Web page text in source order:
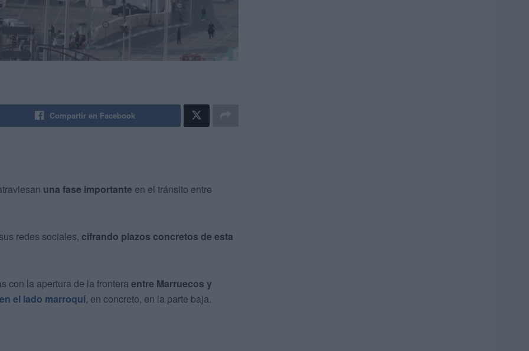
Compartir en Facebook
una fase importante en el tránsito entre
redes sociales, cifrando plazos concretos de esta
con la apertura de la frontera entre Marruecos y
el lado marroquí, en concreto, en la parte baja.